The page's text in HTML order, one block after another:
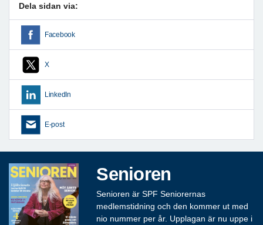
Dela sidan via:
Facebook
X
LinkedIn
E-post
Senioren
Senioren är SPF Seniorernas
medlemstidning och den kommer ut med
nio nummer per år. Upplagan är nu uppe i